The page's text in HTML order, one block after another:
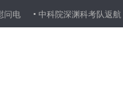
中科院深渊科考队返航 取得